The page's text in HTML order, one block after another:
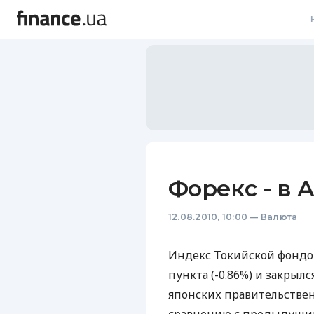
Форекс - в
12.08.2010, 10:00 — Валюта
Индекс Токийской
пункта (-0.86%) и
японских